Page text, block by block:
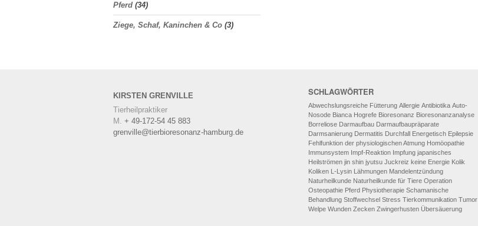
Pferd (34)
Ziege, Schaf, Kaninchen & Co (3)
KIRSTEN GRENVILLE
Tierheilpraktiker
M. + 49-172-54 45 883
grenville@tierbioresonanz-hamburg.de
SCHLAGWÖRTER
Abwechslungsreiche Fütterung Allergie Antibiotika Auto-
Nosode Bianca Hogrefe Bioresonanz Bioresonanzanalyse
Borreliose Darmaufbau Darmaufbaupräparate
Darmsanierung Dermatitis Durchfall Energetisch Epilepsie
Fehlfunktion der physiologischen Atmung Homöopathie
Immunsystem Impf-Reaktion Impfung japanisches
Heilströmen jin shin jyutsu Juckreiz keine Energie Kolik
Koliken L-Lysin Lähmungen Mandelentzündung
Naturheilkunde Naturheilkunde für Tiere Operation
Osteopathie Pferd Physiotherapie Schamanische
Behandlung Stoffwechsel Stress Tierkommunikation Tumor
Welpe Wunden Zecken Zwingerhusten Übersäuerung